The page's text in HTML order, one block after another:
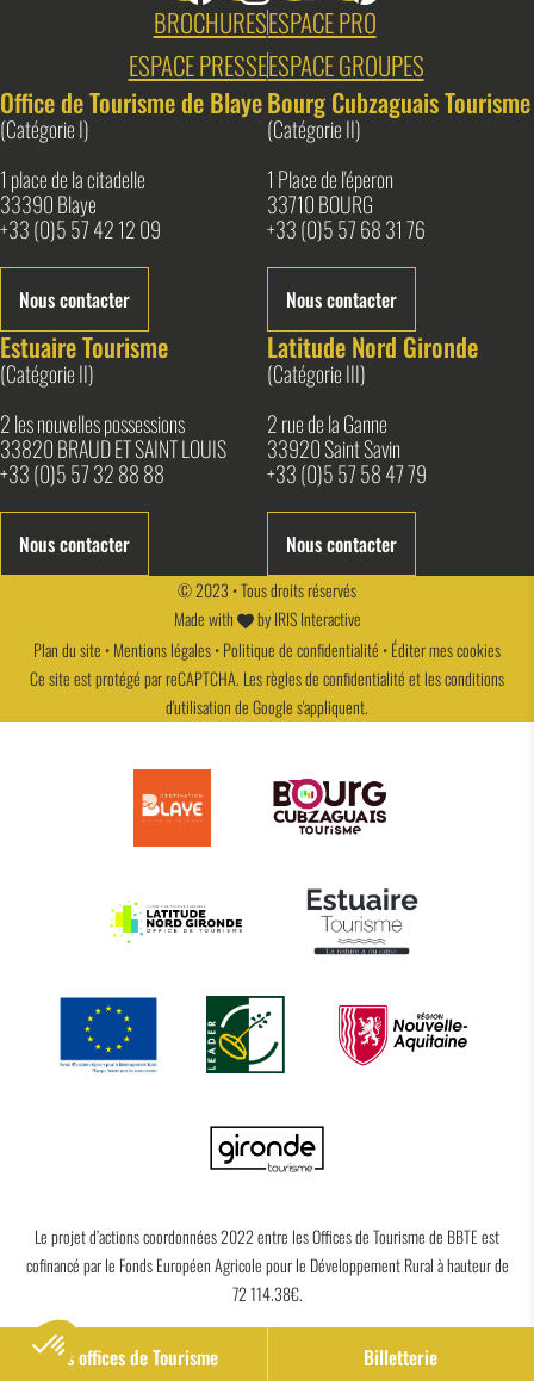
Nos offices de Tourisme Billetterie
BROCHURESESPACE PRO
ESPACE PRESSEESPACE GROUPES
Office de Tourisme de Blaye
(Catégorie I)
1 place de la citadelle
33390 Blaye
+33 (0)5 57 42 12 09
Nous contacter
Bourg Cubzaguais Tourisme
(Catégorie II)
1 Place de l'éperon
33710 BOURG
+33 (0)5 57 68 31 76
Nous contacter
Estuaire Tourisme
(Catégorie II)
2 les nouvelles possessions
33820 BRAUD ET SAINT LOUIS
+33 (0)5 57 32 88 88
Nous contacter
Latitude Nord Gironde
(Catégorie III)
2 rue de la Ganne
33920 Saint Savin
+33 (0)5 57 58 47 79
Nous contacter
© 2023 • Tous droits réservés
Made with
byIRIS Interactive
Plan du site •Mentions légales•Politique de confidentialité •Éditer mes cookies
Ce site est protégé par reCAPTCHA. Lesrègles de confidentialitéet lesconditions
d'utilisationde Google s'appliquent.
Le projet d’actions coordonnées 2022 entre les Offices de Tourisme de BBTE est
cofinancé par le Fonds Européen Agricole pour le Développement Rural à hauteur de
72 114.38€.